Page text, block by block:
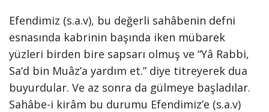
Efendimiz (s.a.v), bu değerli sahâbenin defni
esnasında kabrinin başında iken mübarek
yüzleri birden bire sapsarı olmuş ve “Yâ Rabbi,
Sa‘d bin Muâz’a yardım et.” diye titreyerek dua
buyurdular. Ve az sonra da gülmeye başladılar.
Sahâbe-i kirâm bu durumu Efendimiz’e (s.a.v)